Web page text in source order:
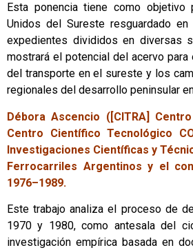
Esta ponencia tiene como
Unidos del Sureste resguardado
expedientes divididos en diversas
mostrará el potencial del acervo
del transporte en el sureste y los
regionales del desarrollo peninsular
Débora Ascencio ([CITRA]
Centro Científico Tecnológico
Investigaciones Científicas y
Ferrocarriles Argentinos y el
1976–1989.
Este trabajo analiza el proceso de
1970 y 1980, como antesala del
investigación empírica basada en